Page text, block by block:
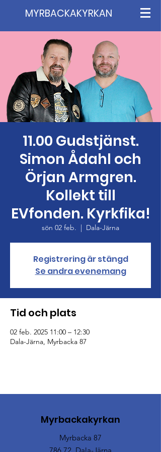
MYRBACKAKYRKAN
11.00 Gudstjänst.
Simon Ådahl och
Örjan Armgren.
Kollekt till
EVfonden. Kyrkfika!
sön 02 feb.
  |
Dala-Järna
Registrering är stängd
Se andra evenemang
Tid och plats
02 feb. 2025 11:00 – 12:30
Dala-Järna, Myrbacka 87
Myrbackakyrkan
Myrbacka 87